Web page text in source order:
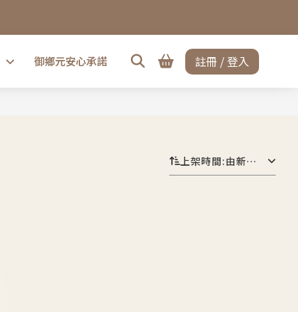
御鄉元安心承諾 註冊 / 登入
上架時間:由新到舊